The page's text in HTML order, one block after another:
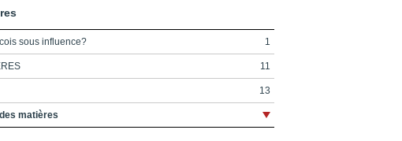
sous influence? 1
11
13
DE L’UNIVERSITÉ DU QUÉBECÀ MONTRÉAL 17
matières